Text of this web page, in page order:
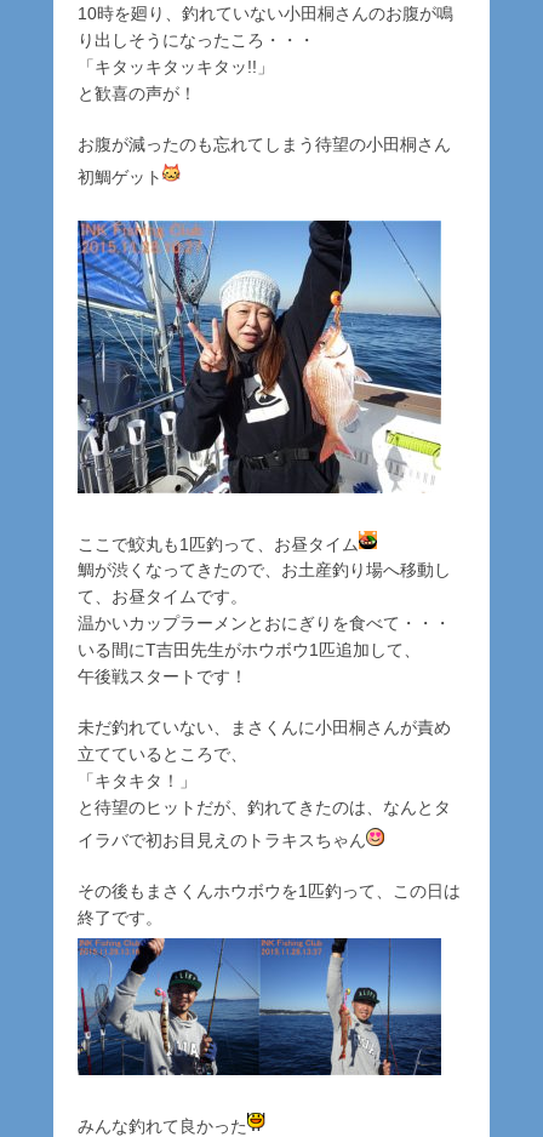
10時を廻り、釣れていない小田桐さんのお腹が鳴
り出しそうになったころ・・・
「キタッキタッキタッ!!」
と歓喜の声が！
お腹が減ったのも忘れてしまう待望の小田桐さん
初鯛ゲット
ここで鮫丸も1匹釣って、お昼タイム
鯛が渋くなってきたので、お土産釣り場へ移動し
て、お昼タイムです。
温かいカップラーメンとおにぎりを食べて・・・
いる間にT吉田先生がホウボウ1匹追加して、
午後戦スタートです！
未だ釣れていない、まさくんに小田桐さんが責め
立てているところで、
「キタキタ！」
と待望のヒットだが、釣れてきたのは、なんとタ
イラバで初お目見えのトラキスちゃん
その後もまさくんホウボウを1匹釣って、この日は
終了です。
みんな釣れて良かった